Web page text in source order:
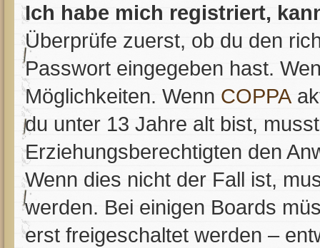
Ich habe mich registriert,
Überprüfe zuerst, ob du den
Passwort eingegeben hast.
Möglichkeiten. Wenn COPPA
du unter 13 Jahre alt bist,
Erziehungsberechtigten den
Wenn dies nicht der Fall ist,
werden. Bei einigen Boards
erst freigeschaltet werden –